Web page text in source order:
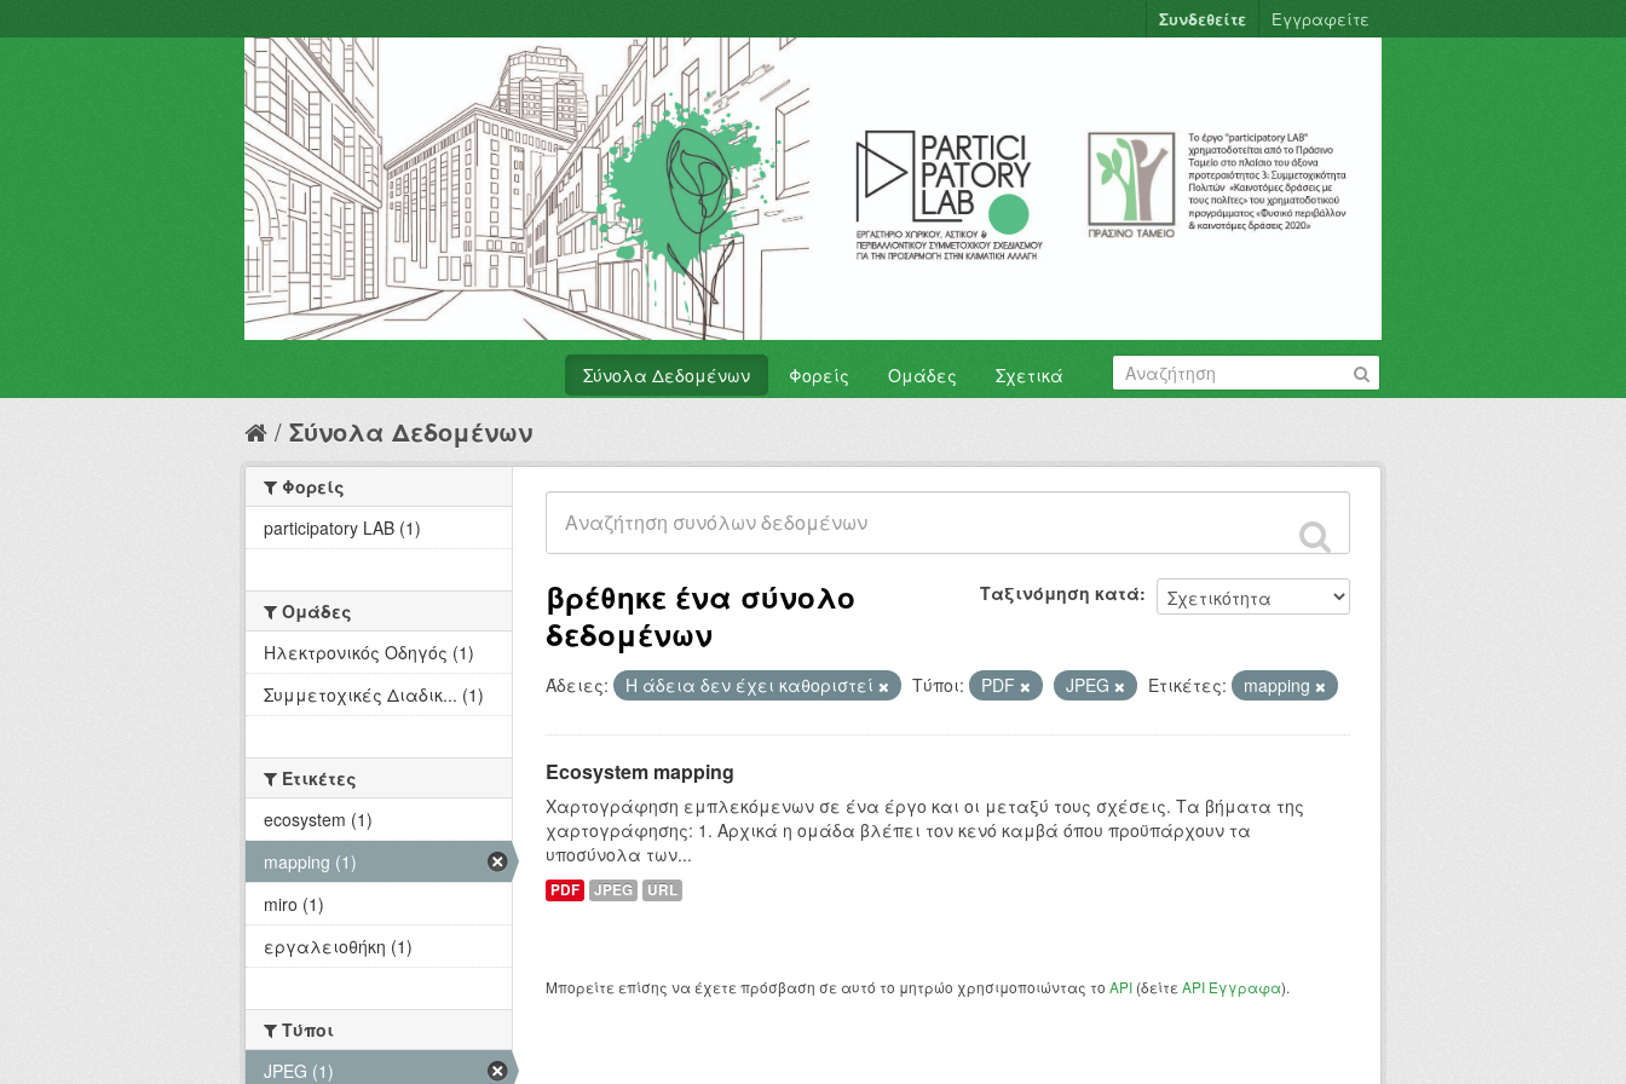
Συνδεθείτε Εγγραφείτε
Σύνολα Δεδομένων Φορείς Ομάδες Σχετικά
Σύνολα Δεδομένων
Ταξινόμηση κατά
βρέθηκε ένα σύνολο
δεδομένων
Άδειες: Η άδεια δεν έχει καθοριστεί Τύποι: PDF JPEG Ετικέτες: mapping
Ecosystem mapping
Χαρτογράφηση εμπλεκόμενων σε ένα έργο και οι μεταξύ τους σχέσεις. Τα βήματα της
χαρτογράφησης: 1. Αρχικά η ομάδα βλέπει τον κενό καμβά όπου προϋπάρχουν τα
υποσύνολα των...
PDF JPEG URL
Μπορείτε επίσης να έχετε πρόσβαση σε αυτό το μητρώο χρησιμοποιώντας το API (δείτε API Έγγραφα).
Φορείς
participatory LAB (1)
Ομάδες
Hλεκτρονικός Οδηγός (1)
Συμμετοχικές Διαδικ... (1)
Ετικέτες
ecosystem (1)
mapping (1)
miro (1)
εργαλειοθήκη (1)
Τύποι
JPEG (1)